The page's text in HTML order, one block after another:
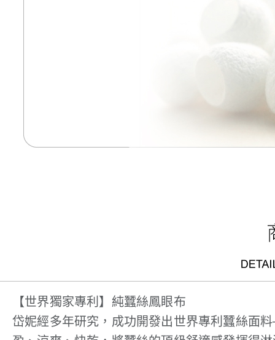
【世界獨家專利】純蠶絲鳳眼布
岱妮經多年研究，成功開發出世界專利蠶絲面